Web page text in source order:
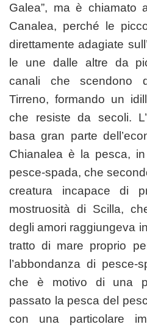
Galea”, ma è chiamato
Canalea, perché le
direttamente adagiate
le une dalle altre da
canali che scendono
Tirreno, formando un
che resiste da secoli.
basa gran parte
Chianalea è la pesca,
pesce-spada, che
creatura incapace di
mostruosità di Scilla,
degli amori raggiungeva
tratto di mare proprio
l’abbondanza di pesce-
che è motivo di una
passato la pesca del
con una particolare